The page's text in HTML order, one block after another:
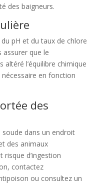
des baigneurs.
pH et du taux de chlore
assurer que le
altéré l’équilibre chimique
nécessaire en fonction
des
soude dans un endroit
des animaux
d’ingestion
contactez
ou consultez un